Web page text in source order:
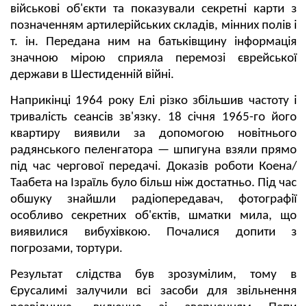
військові об'єкти та показували секретні карти з
позначенням артилерійських складів, мінних полів і
т. ін. Передана ним на батьківщину інформація
значною мірою сприяла перемозі єврейської
держави в Шестиденній війні.
Наприкінці 1964 року Елі різко збільшив частоту і
тривалість сеансів зв'язку. 18 січня 1965-го його
квартиру виявили за допомогою новітнього
радянського пеленгатора — шпигуна взяли прямо
під час чергової передачі. Доказів роботи Коена/
Таабета на Ізраїль було більш ніж достатньо. Під час
обшуку знайшли радіопередавач, фотографії
особливо секретних об'єктів, шматки мила, що
виявилися вибухівкою. Почалися допити з
погрозами, тортури.
Результат слідства був зрозумілим, тому в
Єрусалимі залучили всі засоби для звільнення